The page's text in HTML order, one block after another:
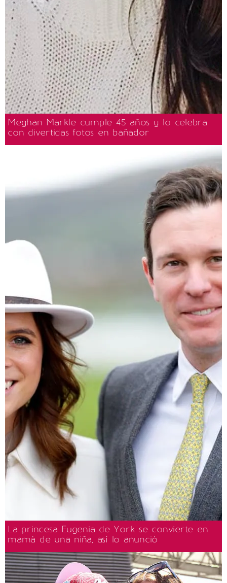
Meghan Markle cumple 45 años y lo celebra
con divertidas fotos en bañador
La princesa Eugenia de York se convierte en
mamá de una niña, así lo anunció